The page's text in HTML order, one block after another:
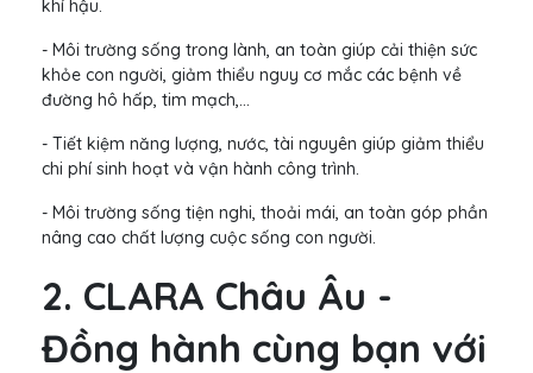
khí hậu.
- Môi trường sống trong lành, an toàn giúp cải thiện sức
khỏe con người, giảm thiểu nguy cơ mắc các bệnh về
đường hô hấp, tim mạch,...
- Tiết kiệm năng lượng, nước, tài nguyên giúp giảm thiểu
chi phí sinh hoạt và vận hành công trình.
- Môi trường sống tiện nghi, thoải mái, an toàn góp phần
nâng cao chất lượng cuộc sống con người.
2. CLARA Châu Âu -
Đồng hành cùng bạn với